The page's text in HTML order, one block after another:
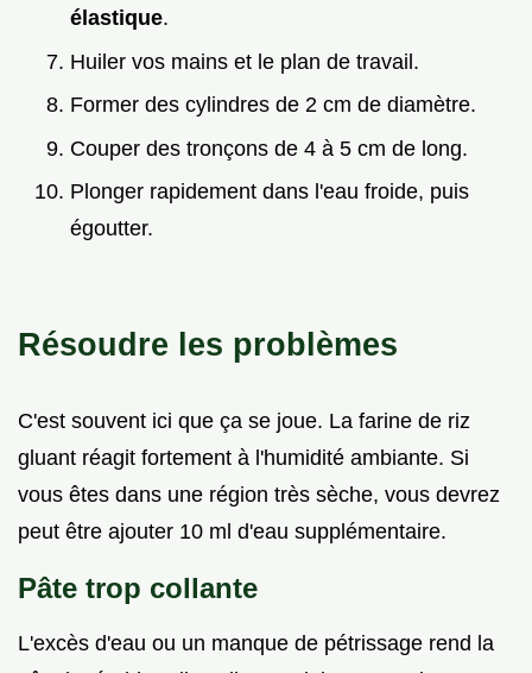
élastique.
Huiler vos mains et le plan de travail.
Former des cylindres de 2 cm de diamètre.
Couper des tronçons de 4 à 5 cm de long.
Plonger rapidement dans l'eau froide, puis
égoutter.
Résoudre les problèmes
C'est souvent ici que ça se joue. La farine de riz
gluant réagit fortement à l'humidité ambiante. Si
vous êtes dans une région très sèche, vous devrez
peut être ajouter 10 ml d'eau supplémentaire.
Pâte trop collante
L'excès d'eau ou un manque de pétrissage rend la